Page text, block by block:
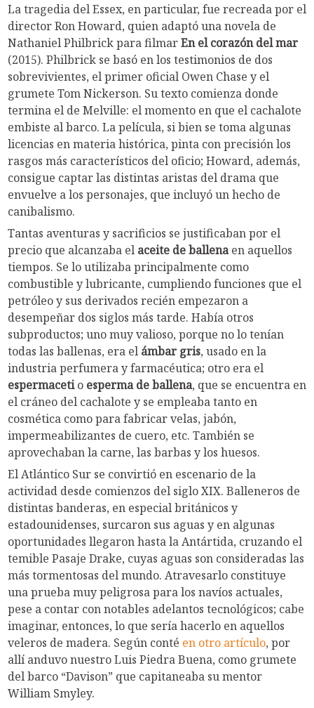
La tragedia del Essex, en particular, fue recreada por el
director Ron Howard, quien adaptó una novela de
Nathaniel Philbrick para filmarEn el corazón del mar
(2015). Philbrick se basó en los testimonios de dos
sobrevivientes, el primer oficial Owen Chase y el
grumete Tom Nickerson. Su texto comienza donde
termina el de Melville: el momento en que el cachalote
embiste al barco. La película, si bien se toma algunas
licencias en materia histórica, pinta con precisión los
rasgos más característicos del oficio; Howard, además,
consigue captar las distintas aristas del drama que
envuelve a los personajes, que incluyó un hecho de
canibalismo.
Tantas aventuras y sacrificios se justificaban por el
precio que alcanzaba el aceite de ballenaen aquellos
tiempos. Se lo utilizaba principalmente como
combustible y lubricante, cumpliendo funciones que el
petróleo y sus derivados recién empezaron a
desempeñar dos siglos más tarde. Había otros
subproductos; uno muy valioso, porque no lo tenían
todas las ballenas, era el ámbar gris, usado en la
industria perfumera y farmacéutica; otro era el
espermacetio esperma de ballena, que se encuentra en
el cráneo del cachalote y se empleaba tanto en
cosmética como para fabricar velas, jabón,
impermeabilizantes de cuero, etc. También se
aprovechaban la carne, las barbas y los huesos.
El Atlántico Sur se convirtió en escenario de la
actividad desde comienzos del siglo XIX. Balleneros de
distintas banderas, en especial británicos y
estadounidenses, surcaron sus aguas y en algunas
oportunidades llegaron hasta la Antártida, cruzando el
temible Pasaje Drake, cuyas aguas son consideradas las
más tormentosas del mundo. Atravesarlo constituye
una prueba muy peligrosa para los navíos actuales,
pese a contar con notables adelantos tecnológicos; cabe
imaginar, entonces, lo que sería hacerlo en aquellos
veleros de madera. Según conté en otro artículo, por
allí anduvo nuestro Luis Piedra Buena, como grumete
del barco “Davison” que capitaneaba su mentor
William Smyley.